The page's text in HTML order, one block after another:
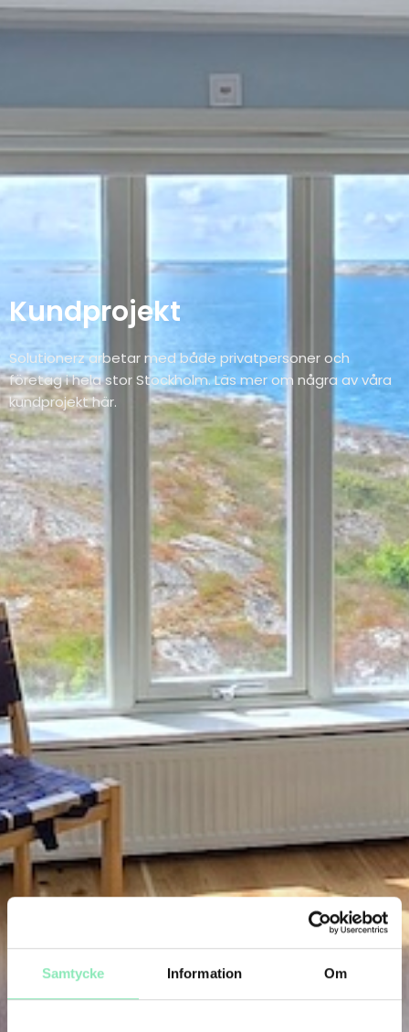
Samtycke Information Om
Kundprojekt
Solutionerz arbetar med både privatpersoner och
företag i hela stor Stockholm. Läs mer om några av våra
kundprojekt här.